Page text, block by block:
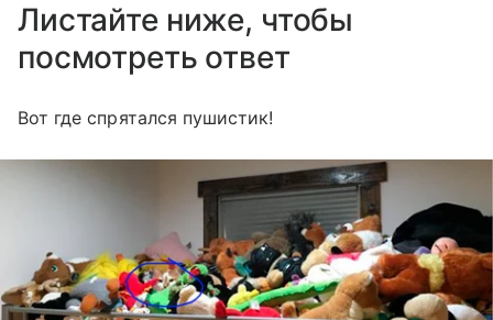
Листайте ниже, чтобы
посмотреть ответ
Вот где спрятался пушистик!